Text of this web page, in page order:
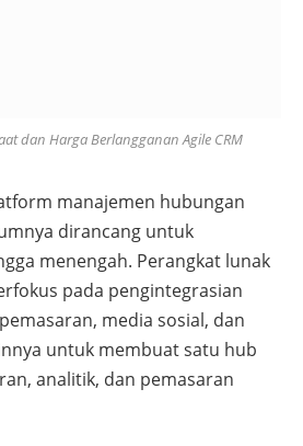
dan Harga Berlangganan Agile CRM
manajemen hubungan
dirancang untuk
menengah. Perangkat lunak
pada pengintegrasian
media sosial, dan
untuk membuat satu hub
analitik, dan pemasaran